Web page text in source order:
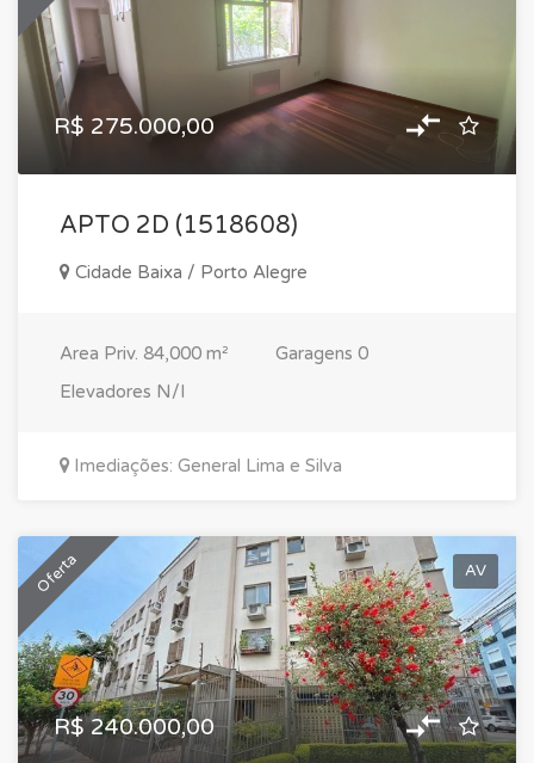
R$ 275.000,00
APTO 2D (1518608)
Cidade Baixa / Porto Alegre
Area Priv. 84,000 m² Garagens 0
Elevadores N/I
Imediações: General Lima e Silva
Oferta AV
R$ 240.000,00